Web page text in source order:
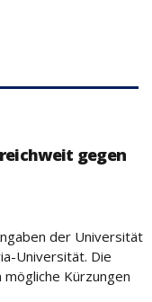
gegen
der Universität
Universität. Die
Kürzungen